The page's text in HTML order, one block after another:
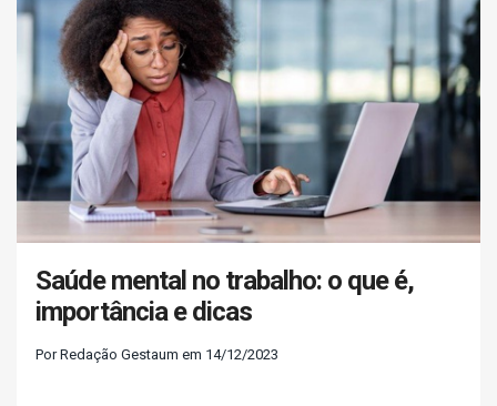
Saúde mental no trabalho: o que é,
importância e dicas
Por Redação Gestaum em 14/12/2023